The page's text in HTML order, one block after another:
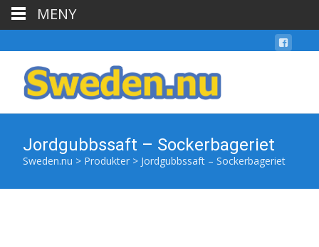
Jordgubbssaft – Sockerbageriet
Sweden.nu > Produkter > Jordgubbssaft – Sockerbageriet
MENY